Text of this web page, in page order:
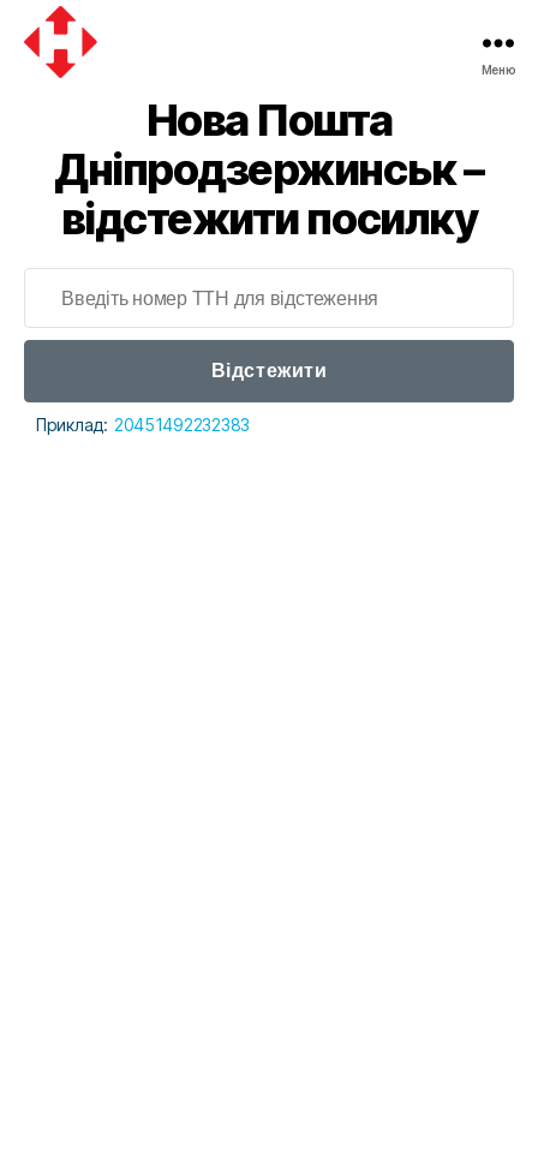
Меню
Нова Пошта
Дніпродзержинськ –
відстежити посилку
Відстежити
Приклад: 20451492232383